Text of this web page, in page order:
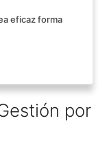
eficaz forma
por